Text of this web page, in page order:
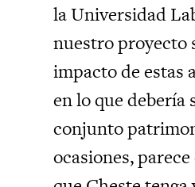
la Universidad
nuestro proyecto
impacto de estas
en lo que debería
conjunto
ocasiones,